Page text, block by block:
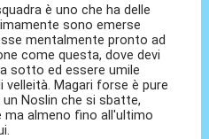
è uno che ha delle
sono emerse
mentalmente pronto ad
come questa, dove devi
sotto ed essere umile
velleità. Magari forse è pure
Noslin che si sbatte,
ma almeno fino all'ultimo